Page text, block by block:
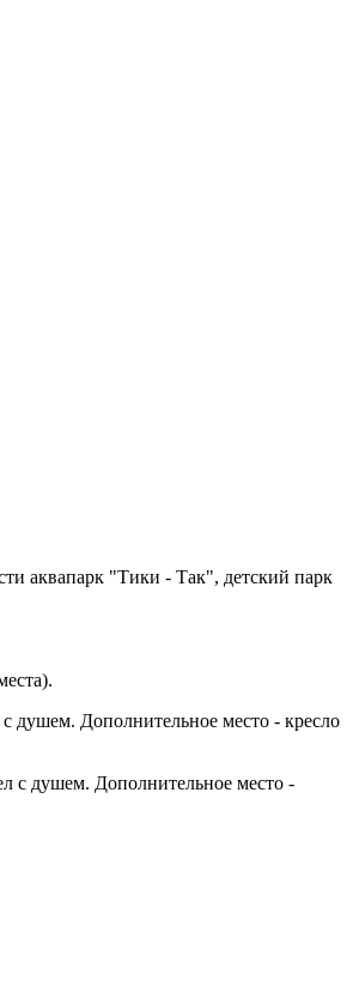
аквапарк "Тики - Так", детский парк
душем. Дополнительное место - кресло
с душем. Дополнительное место -